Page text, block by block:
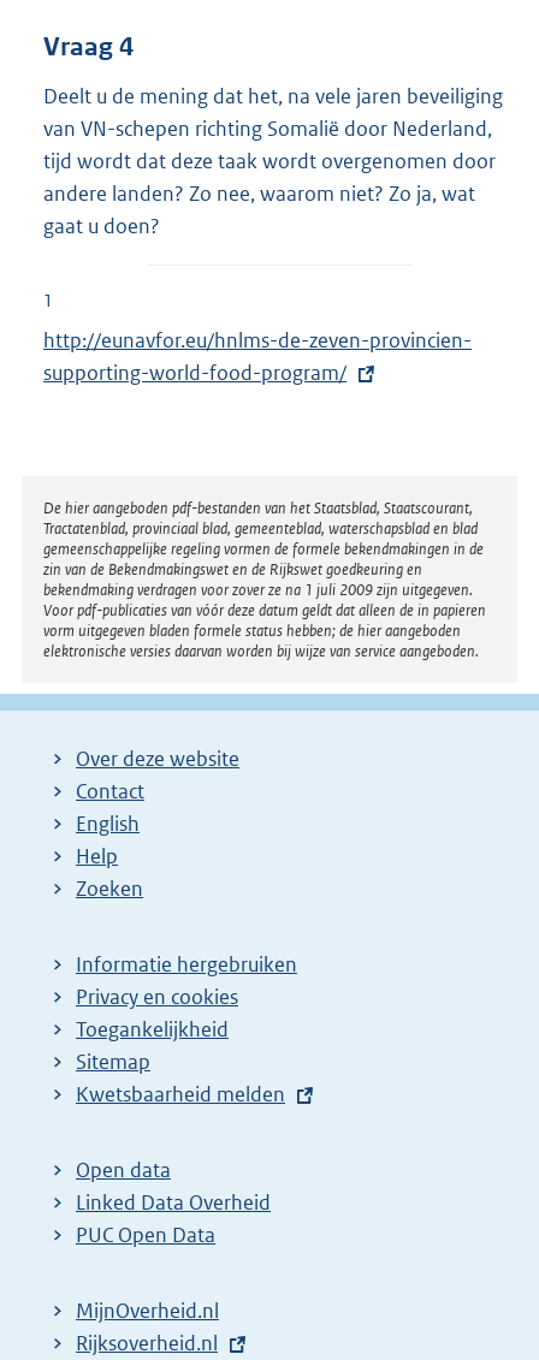
Vraag 4
Deelt u de mening dat het, na vele jaren beveiliging
van VN-schepen richting Somalië door Nederland,
tijd wordt dat deze taak wordt overgenomen door
andere landen? Zo nee, waarom niet? Zo ja, wat
gaat u doen?
1
E
x
n
e
l
i
n
k
:
http://eunavfor.eu/hnlms-de-zeven-provincien-
supporting-world-food-program/
Disclaimer
De hier aangeboden pdf-bestanden van het Staatsblad, Staatscourant,
Tractatenblad, provinciaal blad, gemeenteblad, waterschapsblad en blad
gemeenschappelijke regeling vormen de formele bekendmakingen in de
zin van de Bekendmakingswet en de Rijkswet goedkeuring en
bekendmaking verdragen voor zover ze na 1 juli 2009 zijn uitgegeven.
Voor pdf-publicaties van vóór deze datum geldt dat alleen de in papieren
vorm uitgegeven bladen formele status hebben; de hier aangeboden
elektronische versies daarvan worden bij wijze van service aangeboden.
Over deze website
Contact
English
Help
Zoeken
Informatie hergebruiken
Privacy en cookies
Toegankelijkheid
Sitemap
E
t
e
r
l
i
Kwetsbaarheid melden
Open data
Linked Data Overheid
PUC Open Data
MijnOverheid.nl
E
Rijksoverheid.nl